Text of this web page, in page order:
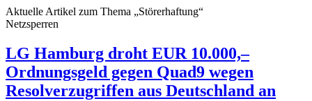
Aktuelle Artikel zum Thema „Störerhaftung“
Netzsperren
LG Hamburg droht EUR 10.000,–
Ordnungsgeld gegen Quad9 wegen
Resolverzugriffen aus Deutschland an